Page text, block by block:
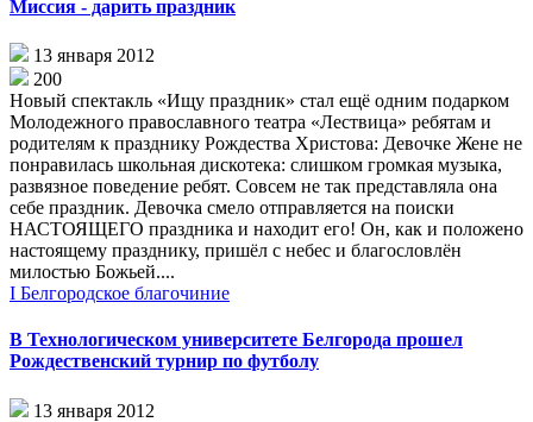
Миссия - дарить праздник
13 января 2012
200
Новый спектакль «Ищу праздник» стал ещё одним подарком
Молодежного православного театра «Лествица» ребятам и
родителям к празднику Рождества Христова: Девочке Жене не
понравилась школьная дискотека: слишком громкая музыка,
развязное поведение ребят. Совсем не так представляла она
себе праздник. Девочка смело отправляется на поиски
НАСТОЯЩЕГО праздника и находит его! Он, как и положено
настоящему празднику, пришёл с небес и благословлён
милостью Божьей....
I Белгородское благочиние
В Технологическом университете Белгорода прошел
Рождественский турнир по футболу
13 января 2012